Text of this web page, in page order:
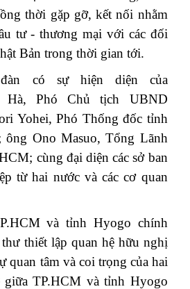
thời gặp gỡ, kết nối nhằm
tư - thương mại với các đối
Bản trong thời gian tới.
có sự hiện diện của
Hà, Phó Chủ tịch UBND
Yohei, Phó Thống đốc tỉnh
ông Ono Masuo, Tổng Lãnh
cùng đại diện các sở ban
từ hai nước và các cơ quan
và tỉnh Hyogo chính
thiết lập quan hệ hữu nghị
quan tâm và coi trọng của hai
giữa TP.HCM và tỉnh Hyogo